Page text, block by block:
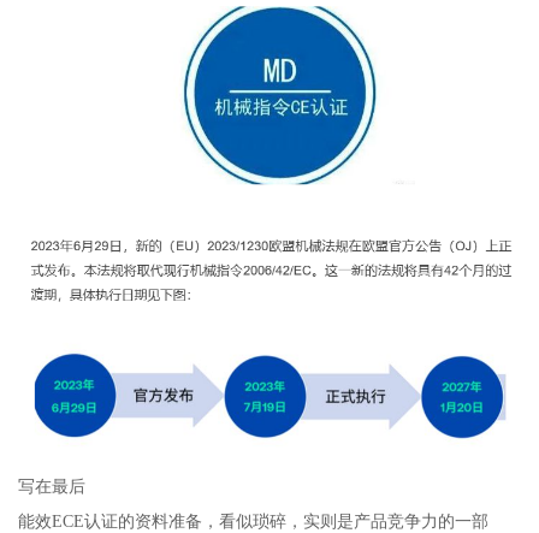
写在最后
能效ECE认证的资料准备，看似琐碎，实则是产品竞争力的一部